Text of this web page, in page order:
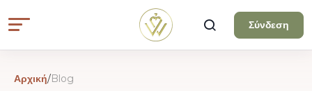
Σύνδεση
Αρχική/Blog